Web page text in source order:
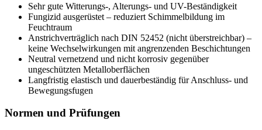
Sehr gute Witterungs-, Alterungs- und UV-Beständigkeit
Fungizid ausgerüstet – reduziert Schimmelbildung im
Feuchtraum
Anstrichverträglich nach DIN 52452 (nicht überstreichbar) –
keine Wechselwirkungen mit angrenzenden Beschichtungen
Neutral vernetzend und nicht korrosiv gegenüber
ungeschützten Metalloberflächen
Langfristig elastisch und dauerbeständig für Anschluss- und
Bewegungsfugen
Normen und Prüfungen